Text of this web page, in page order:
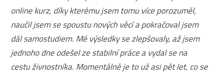
online kurz, díky kterému jsem tomu více porozuměl,
naučil jsem se spoustu nových věcí a pokračoval jsem
dál samostudiem. Mé výsledky se zlepšovaly, až jsem
jednoho dne odešel ze stabilní práce a vydal se na
cestu živnostníka. Momentálně je to už asi pět let, co se